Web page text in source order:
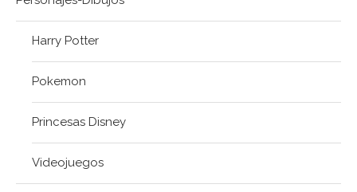
Harry Potter
Pokemon
Princesas Disney
Videojuegos